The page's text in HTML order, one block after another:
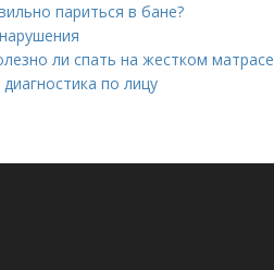
париться в бане?
ли спать на жестком матрасе
по лицу